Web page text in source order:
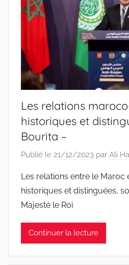
Les relations
historiques et
Bourita –
Publié le 21/12/2023 par Ali
Les relations entre le Maroc
historiques et distinguées,
Majesté le Roi
Continuer la lecture